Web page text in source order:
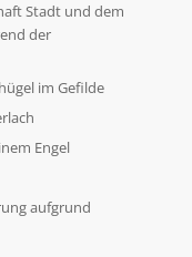
Stadt und dem
der
im Gefilde
Engel
aufgrund